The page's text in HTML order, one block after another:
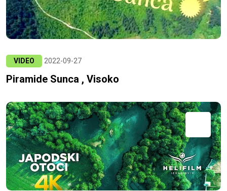
VIDEO 2022-09-27
Piramide Sunca , Visoko